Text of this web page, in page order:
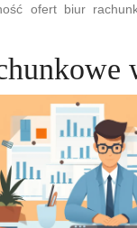
ofert biur